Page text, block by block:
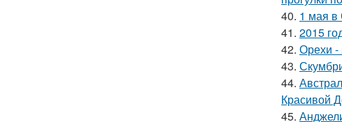
40. 1 мая в
41. 2015
42. Орехи -
43.
44.
Красивой
45.